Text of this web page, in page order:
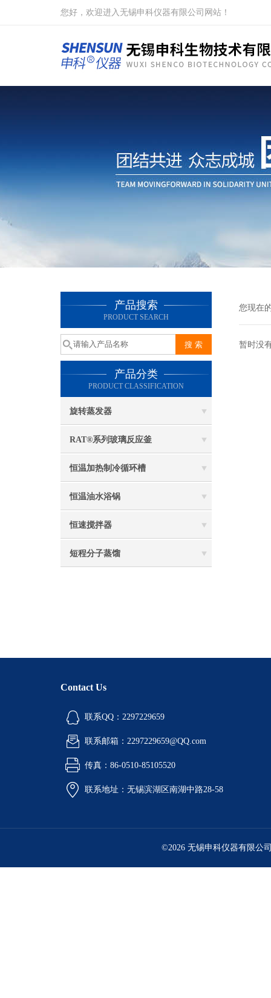
您好，欢迎进入无锡申科仪器有限公司网站！
产品搜索
PRODUCT SEARCH
产品分类
PRODUCT CLASSIFICATION
旋转蒸发器
RAT®系列玻璃反应釜
恒温加热制冷循环槽
恒温油水浴锅
恒速搅拌器
短程分子蒸馏
您现在
暂时没
Contact Us
联系QQ：2297229659
联系邮箱：2297229659@QQ.com
传真：86-0510-85105520
联系地址：无锡滨湖区南湖中路28-58
©2026 无锡申科仪器有限公